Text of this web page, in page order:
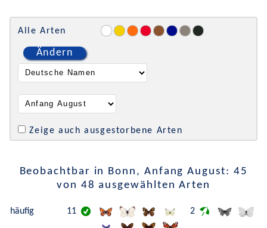
Alle Arten
Ändern
Zeige auch ausgestorbene Arten
Beobachtbar in Bonn, Anfang August: 45
von 48 ausgewählten Arten
häufig 11 2